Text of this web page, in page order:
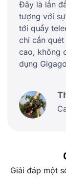
Đây là lần
tượng với
tới quầy
chỉ cần
cao, không
dụng
Giải đáp một